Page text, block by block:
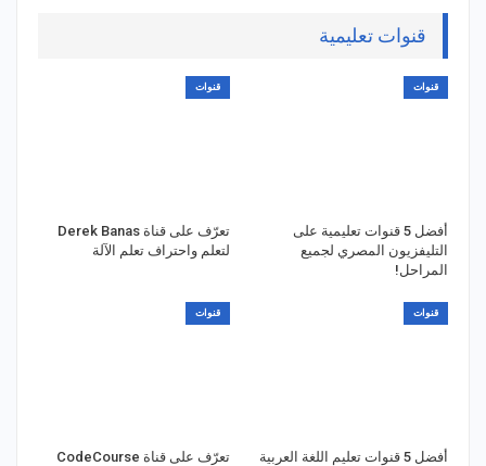
قنوات تعليمية
قنوات
أفضل 5 قنوات تعليمية على
التليفزيون المصري لجميع
المراحل!
قنوات
تعرّف على قناة Derek Banas
لتعلم واحتراف تعلم الآلة
قنوات
أفضل 5 قنوات تعليم اللغة العربية
قنوات
تعرّف على قناة CodeCourse